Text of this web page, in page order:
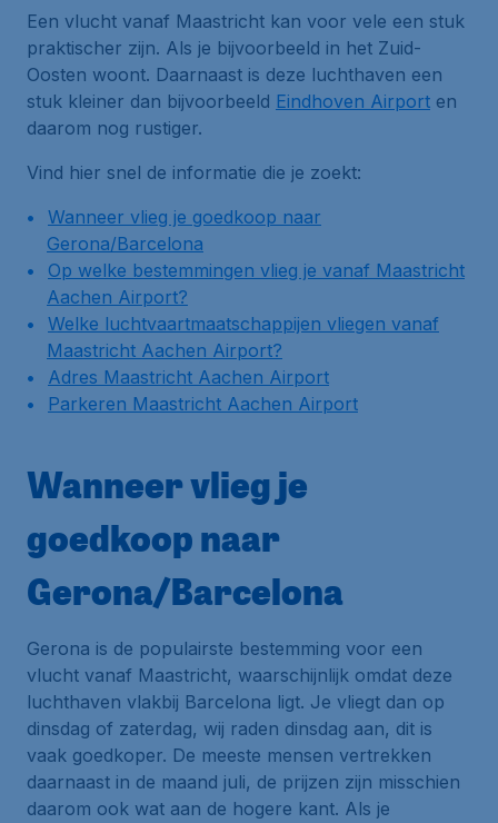
Een vlucht vanaf Maastricht kan voor vele een stuk
praktischer zijn. Als je bijvoorbeeld in het Zuid-
Oosten woont. Daarnaast is deze luchthaven een
stuk kleiner dan bijvoorbeeld Eindhoven Airport en
daarom nog rustiger.
Vind hier snel de informatie die je zoekt:
Wanneer vlieg je goedkoop naar
Gerona/Barcelona
Op welke bestemmingen vlieg je vanaf Maastricht
Aachen Airport?
Welke luchtvaartmaatschappijen vliegen vanaf
Maastricht Aachen Airport?
Adres Maastricht Aachen Airport
Parkeren Maastricht Aachen Airport
Wanneer vlieg je
goedkoop naar
Gerona/Barcelona
Gerona is de populairste bestemming voor een
vlucht vanaf Maastricht, waarschijnlijk omdat deze
luchthaven vlakbij Barcelona ligt. Je vliegt dan op
dinsdag of zaterdag, wij raden dinsdag aan, dit is
vaak goedkoper. De meeste mensen vertrekken
daarnaast in de maand juli, de prijzen zijn misschien
daarom ook wat aan de hogere kant. Als je